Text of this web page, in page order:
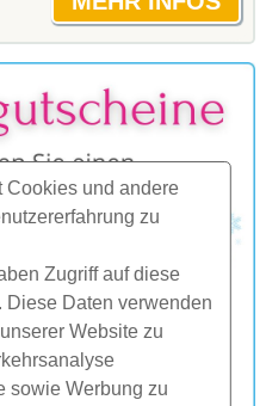
Cookies und andere
zu
Zugriff auf diese
Diese Daten verwenden
Website zu
sowie Werbung zu